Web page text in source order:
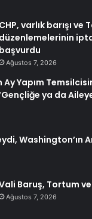
CHP, varlık barışı ve
düzenlemelerinin
başvurdu
Ağustos 7, 2026
Yapım
ya da
Washington’ın
Baruş, Tortum
Ağustos 7, 2026